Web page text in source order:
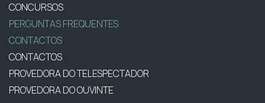
CONCURSOS
PERGUNTAS FREQUENTES
CONTACTOS
CONTACTOS
PROVEDORA DO TELESPECTADOR
PROVEDORA DO OUVINTE